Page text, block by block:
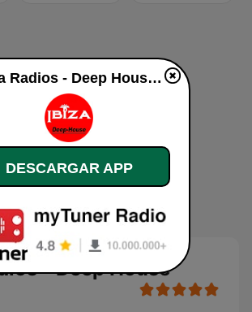
- Deep House
Ibiza Radios - Deep House online
DESCARGAR APP